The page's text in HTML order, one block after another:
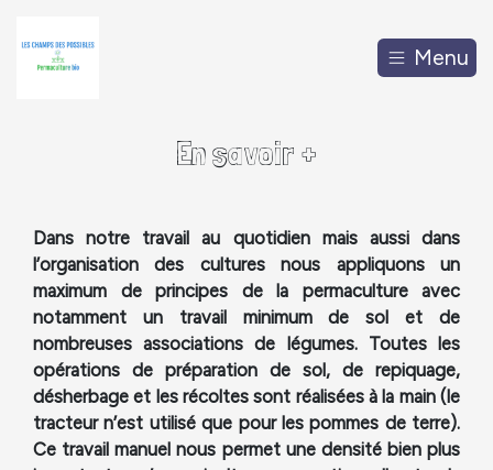
Menu
En savoir +
Dans notre travail au quotidien mais aussi dans
l’organisation des cultures nous appliquons un
maximum de principes de la permaculture avec
notamment un travail minimum de sol et de
nombreuses associations de légumes. Toutes les
opérations de préparation de sol, de repiquage,
désherbage et les récoltes sont réalisées à la main (le
tracteur n’est utilisé que pour les pommes de terre).
Ce travail manuel nous permet une densité bien plus